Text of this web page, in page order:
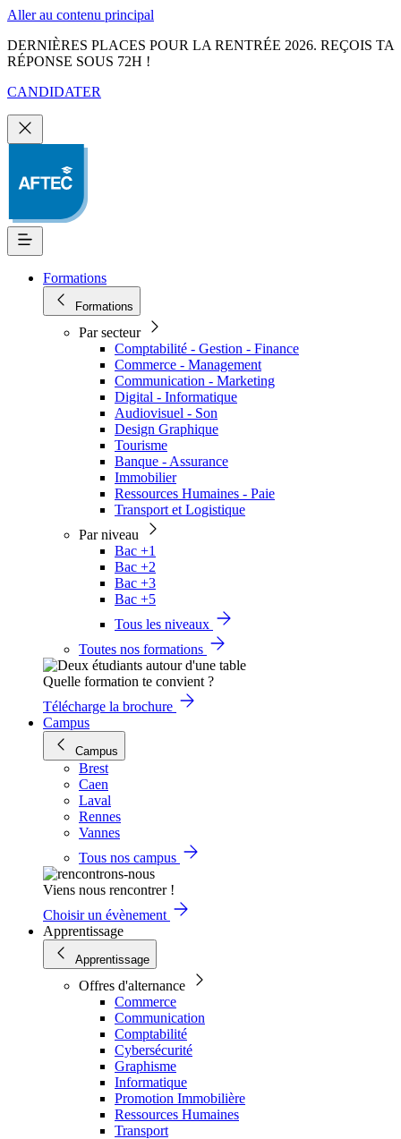
Aller au contenu principal
DERNIÈRES PLACES POUR LA RENTRÉE 2026. REÇOIS TA
RÉPONSE SOUS 72H !
CANDIDATER
Formations
Formations
Par secteur
Comptabilité - Gestion - Finance
Commerce - Management
Communication - Marketing
Digital - Informatique
Audiovisuel - Son
Design Graphique
Tourisme
Banque - Assurance
Immobilier
Ressources Humaines - Paie
Transport et Logistique
Par niveau
Bac +1
Bac +2
Bac +3
Bac +5
Tous les niveaux
Toutes nos formations
Quelle formation te convient ?
Télécharge la brochure
Campus
Campus
Brest
Caen
Laval
Rennes
Vannes
Tous nos campus
Viens nous rencontrer !
Choisir un évènement
Apprentissage
Apprentissage
Offres d'alternance
Commerce
Communication
Comptabilité
Cybersécurité
Graphisme
Informatique
Promotion Immobilière
Ressources Humaines
Transport